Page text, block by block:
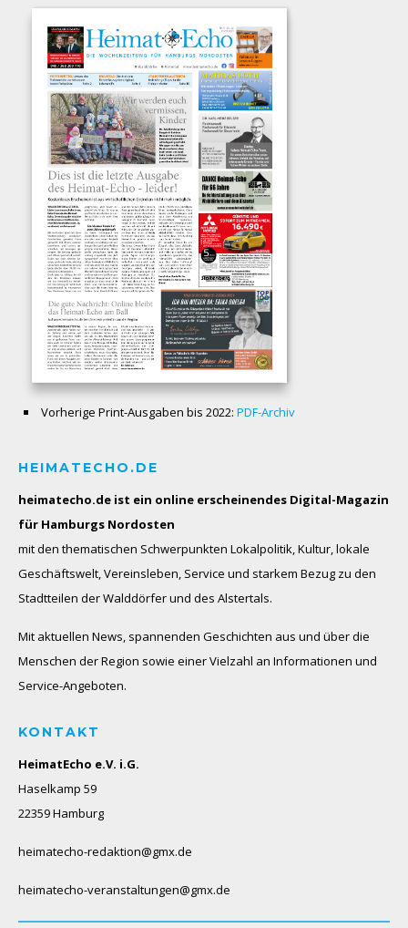
Vorherige Print-Ausgaben bis 2022: PDF-Archiv
HEIMATECHO.DE
heimatecho.de ist ein online erscheinendes Digital-Magazin
für Hamburgs Nordosten
mit den thematischen Schwerpunkten Lokalpolitik, Kultur, lokale
Geschäftswelt, Vereinsleben, Service und starkem Bezug zu den
Stadtteilen der Walddörfer und des Alstertals.
Mit aktuellen News, spannenden Geschichten aus und über die
Menschen der Region sowie einer Vielzahl an Informationen und
Service-Angeboten.
KONTAKT
HeimatEcho e.V. i.G.
Haselkamp 59
22359 Hamburg
heimatecho-redaktion@gmx.de
heimatecho-veranstaltungen@gmx.de